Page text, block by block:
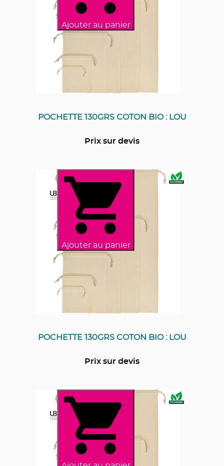
Ajouter au panier
POCHETTE 130GRS COTON BIO : LOU
Prix sur devis
Ajouter au panier
POCHETTE 130GRS COTON BIO : LOU
Prix sur devis